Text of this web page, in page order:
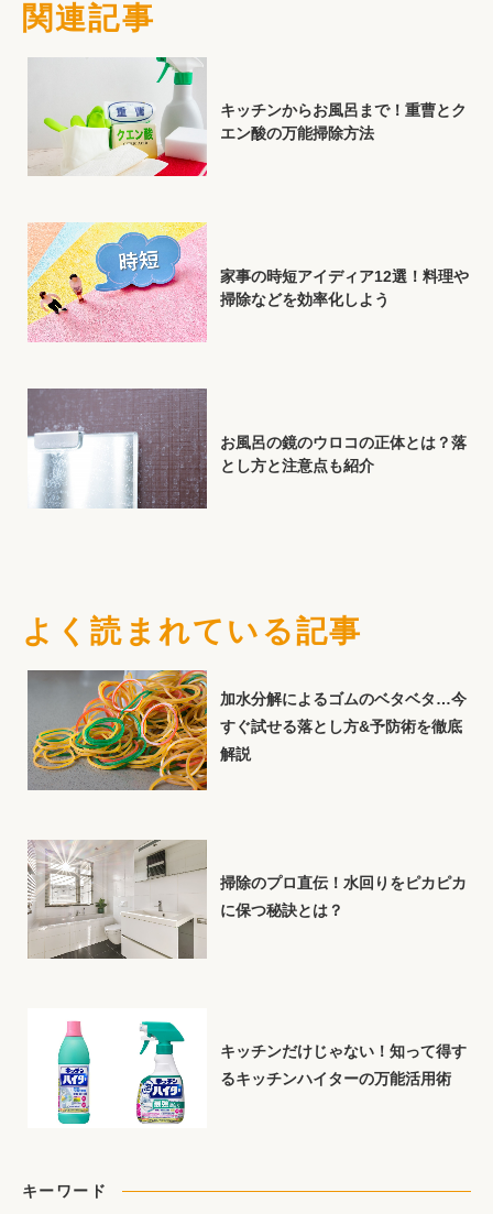
関連記事
キッチンからお風呂まで！重曹とク
エン酸の万能掃除方法
家事の時短アイディア12選！料理や
掃除などを効率化しよう
お風呂の鏡のウロコの正体とは？落
とし方と注意点も紹介
よく読まれている記事
加水分解によるゴムのベタベタ…今
すぐ試せる落とし方&予防術を徹底
解説
掃除のプロ直伝！水回りをピカピカ
に保つ秘訣とは？
キッチンだけじゃない！知って得す
るキッチンハイターの万能活用術
キーワード